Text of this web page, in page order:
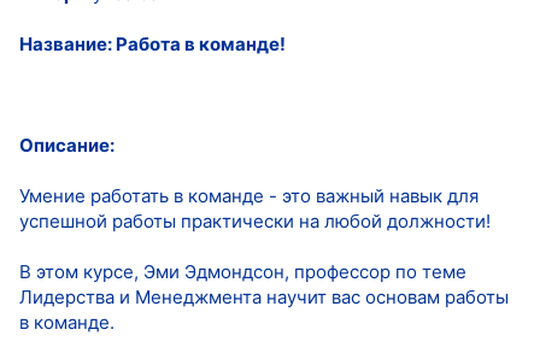
Название: Работа в команде!
Описание:
Умение работать в команде - это важный навык для
успешной работы практически на любой должности!
В этом курсе, Эми Эдмондсон, профессор по теме
Лидерства и Менеджмента научит вас основам работы
в команде.